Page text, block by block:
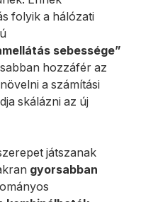
folyik a hálózati
sebessége”
hozzáfér az
a számítási
skálázni az új
játszanak
gyorsabban